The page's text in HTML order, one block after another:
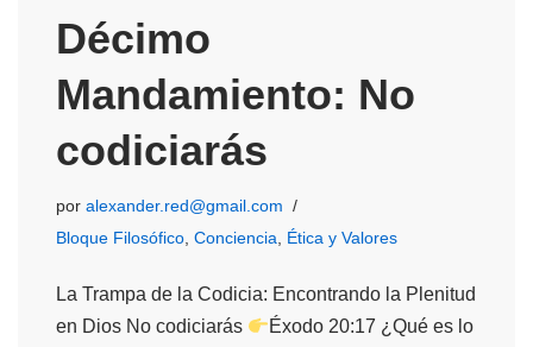
Décimo
Mandamiento: No
codiciarás
por alexander.red@gmail.com
Bloque Filosófico, Conciencia, Ética y Valores
La Trampa de la Codicia: Encontrando la Plenitud
en Dios No codiciarás
Éxodo 20:17 ¿Qué es lo